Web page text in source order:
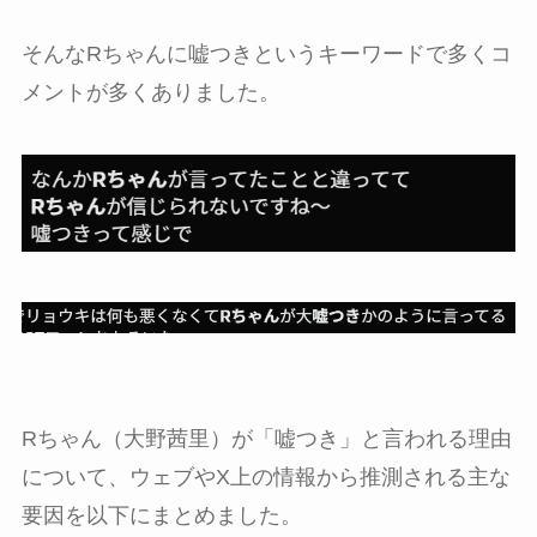
そんなRちゃんに嘘つきというキーワードで多くコ
メントが多くありました。
Rちゃん（大野茜里）が「嘘つき」と言われる理由
について、ウェブやX上の情報から推測される主な
要因を以下にまとめました。